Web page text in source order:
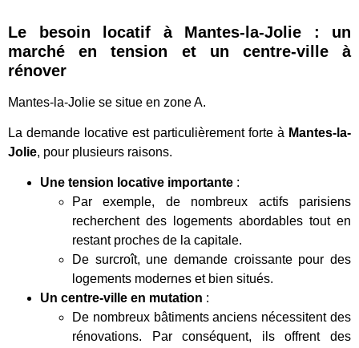
Le besoin locatif à Mantes-la-Jolie : un
marché en tension et un centre-ville à
rénover
Mantes-la-Jolie se situe en zone A.
La demande locative est particulièrement forte à Mantes-la-
Jolie, pour plusieurs raisons.
Une tension locative importante :
Par exemple, de nombreux actifs parisiens
recherchent des logements abordables tout en
restant proches de la capitale.
De surcroît, une demande croissante pour des
logements modernes et bien situés.
Un centre-ville en mutation :
De nombreux bâtiments anciens nécessitent des
rénovations. Par conséquent, ils offrent des